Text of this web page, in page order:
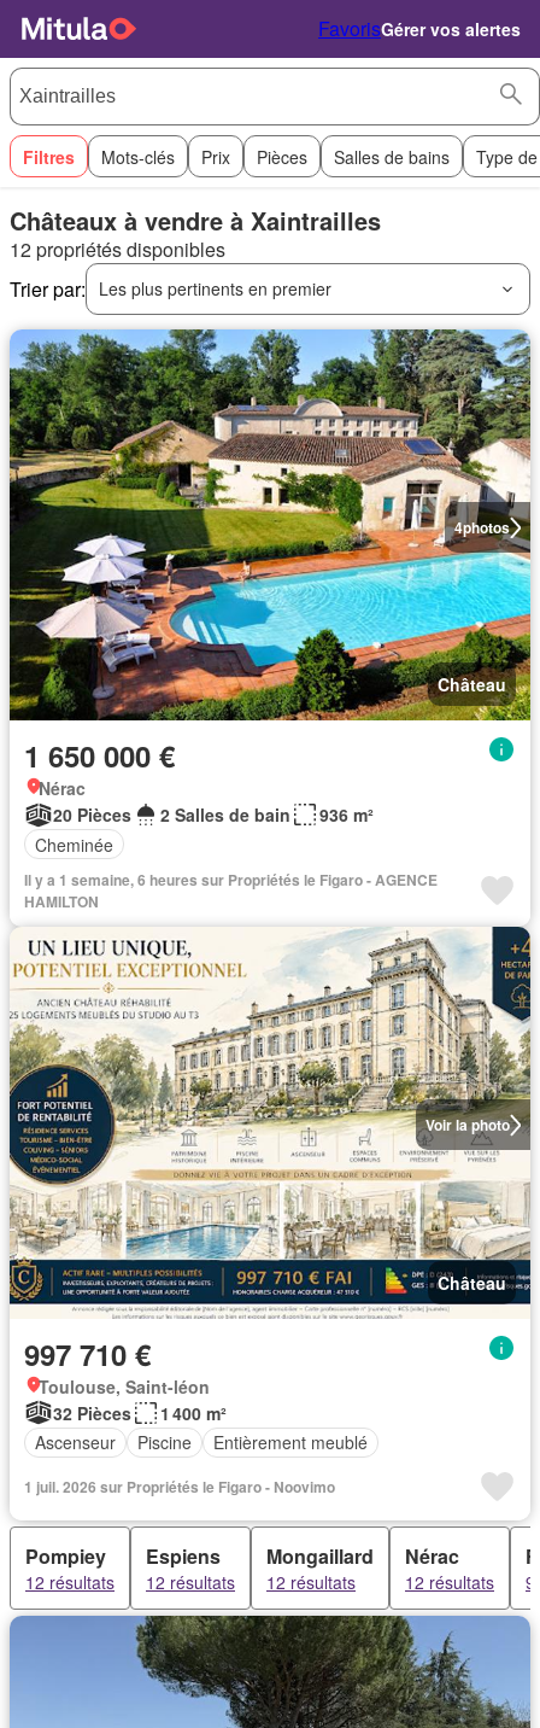
FavorisGérer vos alertes
Filtres Mots-clés Prix Pièces Salles de bains Type
Châteaux à vendre à Xaintrailles
12 propriétés disponibles
Trier par:
Les plus pertinents en premier
4photos
Château
1 650 000 €
Nérac
20 Pièces
2 Salles de bain
936 m²
Cheminée
Il y a 1 semaine, 6 heures sur Propriétés le Figaro - AGENCE
HAMILTON
Voir la photo
Château
997 710 €
Toulouse, Saint-léon
32 Pièces
1 400 m²
Ascenseur
Piscine Entièrement meublé
1 juil. 2026 sur Propriétés le Figaro - Noovimo
Pompiey
12 résultats
Espiens
12 résultats
Mongaillard
12 résultats
Nérac
12 résultats 9